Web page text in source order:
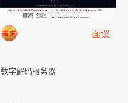
面议
数字解码服务器